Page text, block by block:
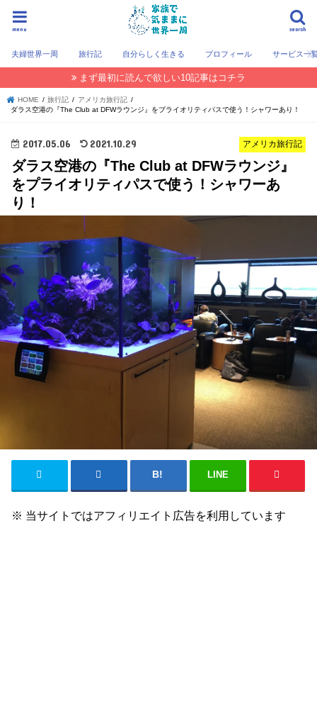
search
menu
夫婦世界一周 旅行記 自分らしく生きる プロフィール サービス一
まず最初に読んで欲しい10記事はコチラ
HOME 旅行記
アメリカ旅行記
ダラス空港の『The Club at DFWラウンジ』をプライオリティパスで使う！シャワーあり！
アメリカ旅行記
2017.05.06 2021.10.29
ダラス空港の『The Club at DFWラウンジ』
をプライオリティパスで使う！シャワーあ
り！
LINE
※ 当サイトではアフィリエイト広告を利用しています